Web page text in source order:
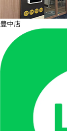
豊中店